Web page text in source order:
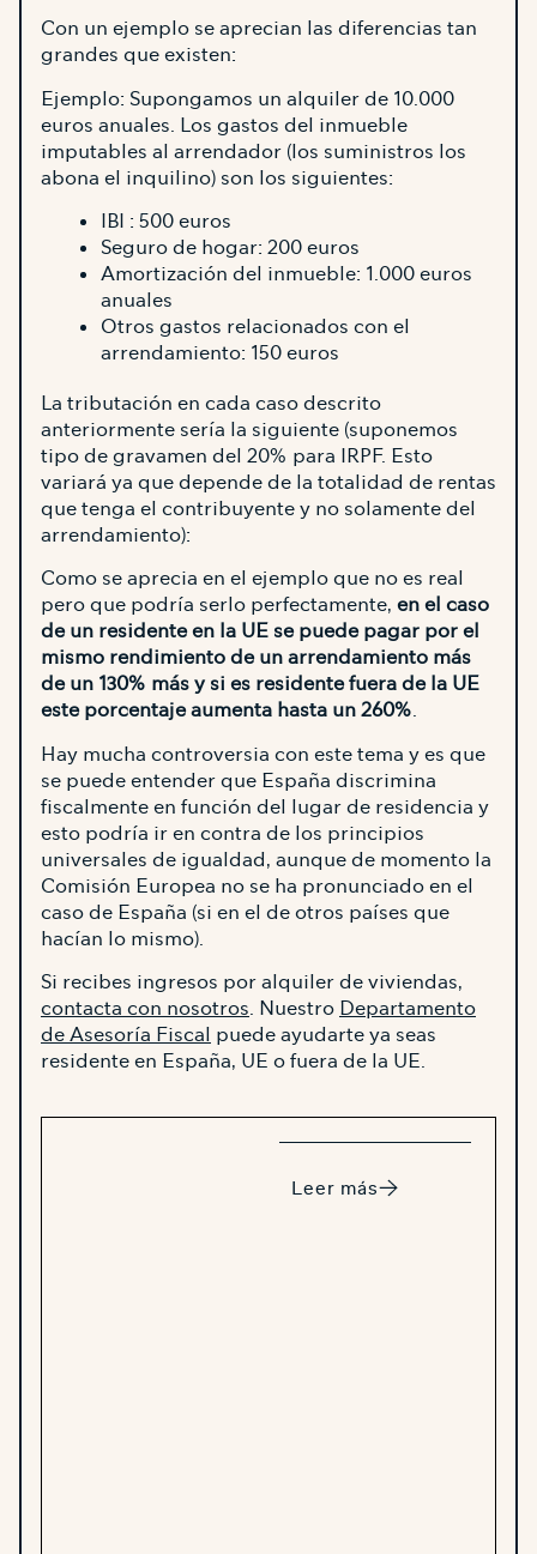
Con un ejemplo se aprecian las diferencias tan
grandes que existen:
Ejemplo: Supongamos un alquiler de 10.000
euros anuales. Los gastos del inmueble
imputables al arrendador (los suministros los
abona el inquilino) son los siguientes:
IBI : 500 euros
Seguro de hogar: 200 euros
Amortización del inmueble: 1.000 euros
anuales
Otros gastos relacionados con el
arrendamiento: 150 euros
La tributación en cada caso descrito
anteriormente sería la siguiente (suponemos
tipo de gravamen del 20% para IRPF. Esto
variará ya que depende de la totalidad de rentas
que tenga el contribuyente y no solamente del
arrendamiento):
Como se aprecia en el ejemplo que no es real
pero que podría serlo perfectamente, en el caso
de un residente en la UE se puede pagar por el
mismo rendimiento de un arrendamiento más
de un 130% más y si es residente fuera de la UE
este porcentaje aumenta hasta un 260%.
Hay mucha controversia con este tema y es que
se puede entender que España discrimina
fiscalmente en función del lugar de residencia y
esto podría ir en contra de los principios
universales de igualdad, aunque de momento la
Comisión Europea no se ha pronunciado en el
caso de España (si en el de otros países que
hacían lo mismo).
Si recibes ingresos por alquiler de viviendas,
contacta con nosotros. Nuestro Departamento
de Asesoría Fiscal puede ayudarte ya seas
residente en España, UE o fuera de la UE.
Leer más